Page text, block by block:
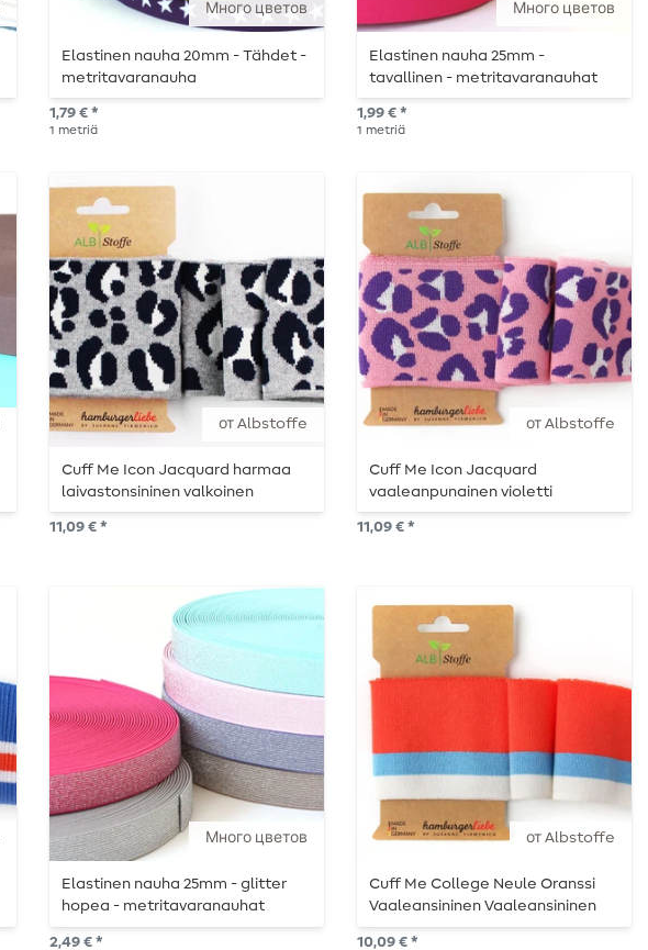
Много цветов
Elastinen nauha 20mm - Tähdet -
metritavaranauha
1,79 € *
1 metriä
Много цветов
Elastinen nauha 25mm -
tavallinen - metritavaranauhat
1,99 € *
1 metriä
от Albstoffe
Cuff Me Icon Jacquard harmaa
laivastonsininen valkoinen
11,09 € *
от Albstoffe
Cuff Me Icon Jacquard
vaaleanpunainen violetti
valkoinen
11,09 € *
Много цветов
Elastinen nauha 25mm - glitter
hopea - metritavaranauhat
2,49 € *
от Albstoffe
Cuff Me College Neule Oranssi
Vaaleansininen Vaaleansininen
Valkoinen
10,09 € *